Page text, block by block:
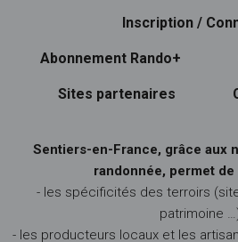
Inscription /
Abonnement Rando+
Sites partenaires
Sentiers-en-France, grâce aux
randonnée, permet
- les spécificités des terroirs
patrimoine
- les producteurs locaux et les